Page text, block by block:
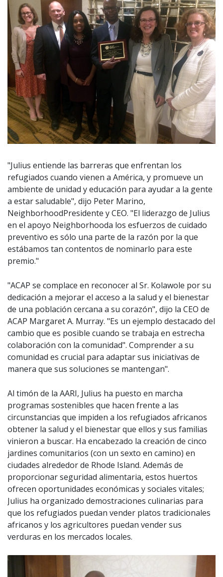
"Julius entiende las barreras que enfrentan los
refugiados cuando vienen a América, y promueve un
ambiente de unidad y educación para ayudar a la gente
a estar saludable", dijo Peter Marino,
NeighborhoodPresidente y CEO. "El liderazgo de Julius
en el apoyo Neighborhooda los esfuerzos de cuidado
preventivo es sólo una parte de la razón por la que
estábamos tan contentos de nominarlo para este
premio."
"ACAP se complace en reconocer al Sr. Kolawole por su
dedicación a mejorar el acceso a la salud y el bienestar
de una población cercana a su corazón", dijo la CEO de
ACAP Margaret A. Murray. "Es un ejemplo destacado del
cambio que es posible cuando se trabaja en estrecha
colaboración con la comunidad". Comprender a su
comunidad es crucial para adaptar sus iniciativas de
manera que sus soluciones se mantengan".
Al timón de la AARI, Julius ha puesto en marcha
programas sostenibles que hacen frente a las
circunstancias que impiden a los refugiados africanos
obtener la salud y el bienestar que ellos y sus familias
vinieron a buscar. Ha encabezado la creación de cinco
jardines comunitarios (con un sexto en camino) en
ciudades alrededor de Rhode Island. Además de
proporcionar seguridad alimentaria, estos huertos
ofrecen oportunidades económicas y sociales vitales;
Julius ha organizado demostraciones culinarias para
que los refugiados puedan vender platos tradicionales
africanos y los agricultores puedan vender sus
verduras en los mercados locales.